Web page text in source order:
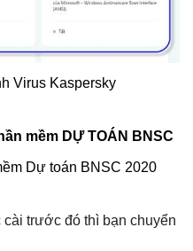
Virus Kaspersky
mềm DỰ TOÁN BNSC
Dự toán BNSC 2020
trước đó thì bạn chuyển